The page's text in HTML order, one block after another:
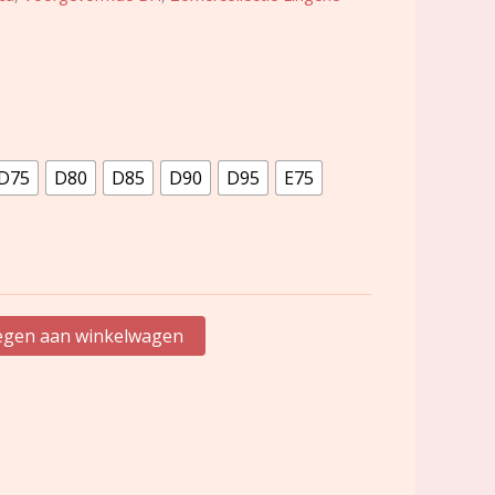
D80 D85 D90 D95
E75
aan winkelwagen